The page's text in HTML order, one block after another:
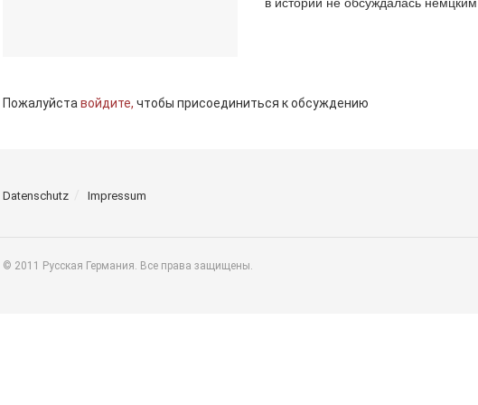
в истории не обсуждалась
Пожалуйставойдите, чтобы присоединиться к обсуждению
Datenschutz Impressum
© 2011 Русская Германия. Все права защищены.